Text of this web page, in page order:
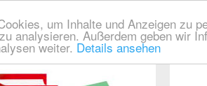
um Inhalte und Anzeigen zu
analysieren. Außerdem geben wir
weiter. Details ansehen
Downloaden | Wir finden für Sie das